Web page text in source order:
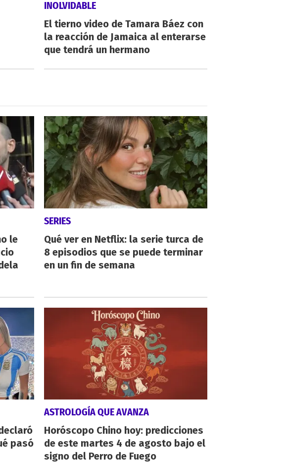
INOLVIDABLE
El tierno video de Tamara Báez con
la reacción de Jamaica al enterarse
que tendrá un hermano
le
SERIES
Qué ver en Netflix: la serie turca de
8 episodios que se puede terminar
en un fin de semana
pasó
ASTROLOGÍA QUE AVANZA
Horóscopo Chino hoy: predicciones
de este martes 4 de agosto bajo el
signo del Perro de Fuego